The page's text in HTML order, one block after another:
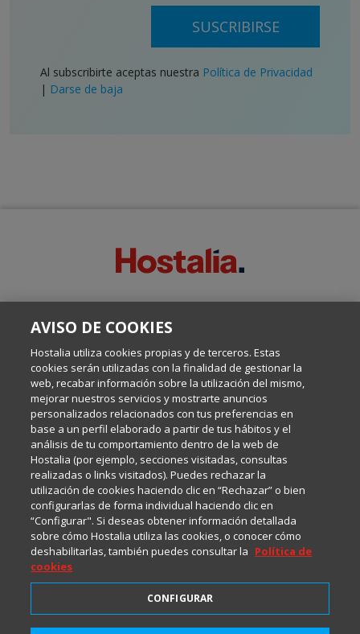
SUSCRIBIRSE
Al subscribirte aceptas nuestra Política de Privacidad
| Darse de baja
Escrito por el equipo de Comunicación de Hostalia, dirigido por
Internet y Tecnología.
Política de privacidad
Política de cookies
Aviso legal
AVISO DE COOKIES
Hostalia utiliza cookies propias y de terceros. Estas
cookies serán utilizadas con la finalidad de gestionar la
web, recabar información sobre la utilización del mismo,
mejorar nuestros servicios y mostrarte anuncios
personalizados relacionados con tus preferencias en
base a un perfil elaborado a partir de tus hábitos y el
análisis de tu comportamiento dentro de la web de
Hostalia (por ejemplo, secciones visitadas, consultas
realizadas o links visitados). Puedes rechazar la
utilización de cookies haciendo clic en “Rechazar” o bien
configurarlas de forma individual haciendo clic en
“Configurar". Si deseas obtener información detallada
sobre cómo Hostalia utiliza las cookies, o conocer cómo
deshabilitarlas, también puedes consultar la Política de
cookies
CONFIGURAR